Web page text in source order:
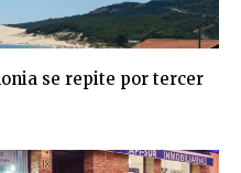
se repite por tercer